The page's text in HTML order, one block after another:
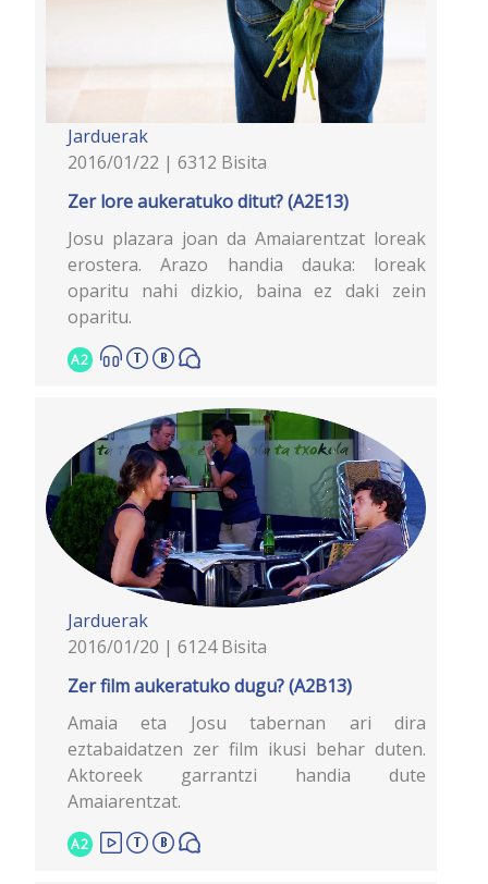
Jarduerak
2016/01/22 | 6312 Bisita
Zer lore aukeratuko ditut? (A2E13)
Josu plazara joan da Amaiarentzat loreak
erostera. Arazo handia dauka: loreak
oparitu nahi dizkio, baina ez daki zein
oparitu.
A2
Jarduerak
2016/01/20 | 6124 Bisita
Zer film aukeratuko dugu? (A2B13)
Amaia eta Josu tabernan ari dira
eztabaidatzen zer film ikusi behar duten.
Aktoreek garrantzi handia dute
Amaiarentzat.
A2